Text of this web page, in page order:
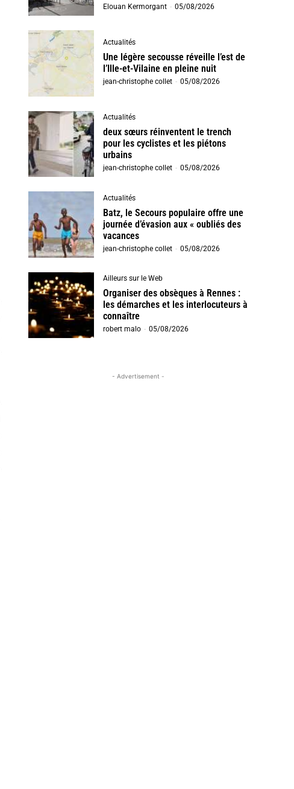
Elouan Kermorgant - 05/08/2026
Actualités
Une légère secousse réveille l’est de
l’Ille-et-Vilaine en pleine nuit
jean-christophe collet - 05/08/2026
Actualités
deux sœurs réinventent le trench
pour les cyclistes et les piétons
urbains
jean-christophe collet - 05/08/2026
Actualités
Batz, le Secours populaire offre une
journée d’évasion aux « oubliés des
vacances
jean-christophe collet - 05/08/2026
Ailleurs sur le Web
Organiser des obsèques à Rennes :
les démarches et les interlocuteurs à
connaître
robert malo - 05/08/2026
- Advertisement -